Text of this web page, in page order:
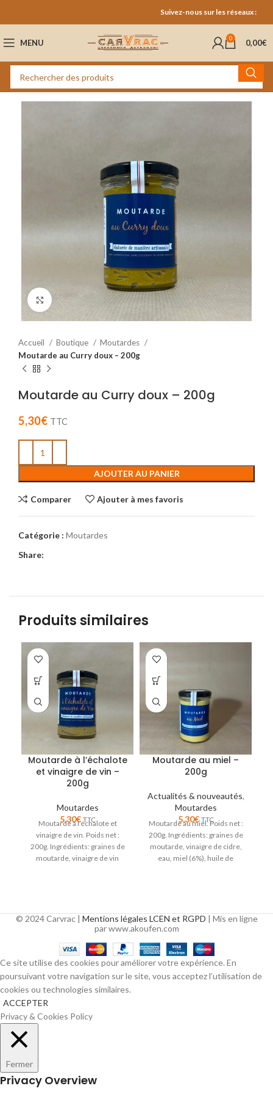
Suivez-nous sur les réseaux :
MENU 0 0,00€
Cliquez pour agrandir
Accueil Boutique
Moutardes
Moutarde au Curry doux – 200g
Moutarde au Curry doux – 200g
5,30€ TTC
AJOUTER AU PANIER
Comparer Ajouter à mes favoris
Catégorie : Moutardes
Share:
Produits similaires
Moutarde à l’échalote
et vinaigre de vin –
200g
Moutardes
5,30€ TTC
Moutarde à l’échalote et
vinaigre de vin. Poids net :
200g. Ingrédients: graines de
moutarde, vinaigre de vin
Moutarde au miel –
200g
Actualités & nouveautés,
Moutardes
5,30€ TTC
Moutarde au miel. Poids net :
200g. Ingrédients: graines de
moutarde, vinaigre de cidre,
eau, miel (6%), huile de
© 2024 Carvrac | Mentions légales LCEN et RGPD | Mis en ligne
par www.akoufen.com
Ce site utilise des cookies pour améliorer votre expérience. En
poursuivant votre navigation sur le site, vous acceptez l’utilisation de
cookies ou technologies similaires.
ACCEPTER
Privacy & Cookies Policy
Fermer
Privacy Overview